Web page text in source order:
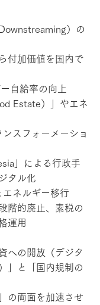
）の
付加価値を国内で
自給率の向上
Estate）」やエネ
スフォーメーショ
」による行政手
タル化
ネルギー移行
階的廃止、素税の
運用
への開放（デジタ
」と「国内規制の
の両面を加速させ